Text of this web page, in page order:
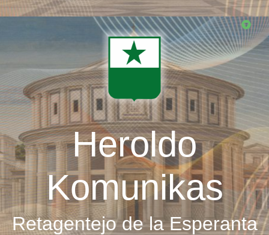
Skip
Heroldo
Komunikas
Retagentejo de la Esperanta